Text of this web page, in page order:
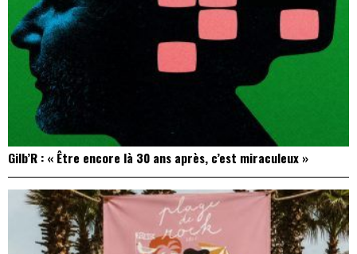
Gilb’R : « Être encore là 30 ans après, c’est miraculeux »